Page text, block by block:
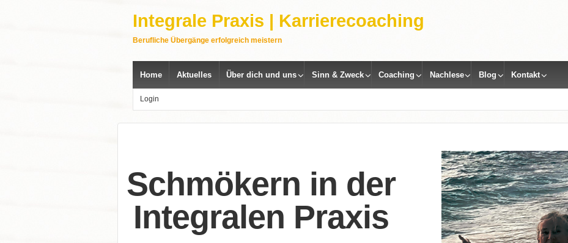
Integrale Praxis | Karrierecoaching
Berufliche Übergänge erfolgreich meistern
Home Aktuelles Über dich und uns Sinn & Zweck Coaching Nachlese Blog Kontakt
Login
Schmökern in der
Integralen Praxis